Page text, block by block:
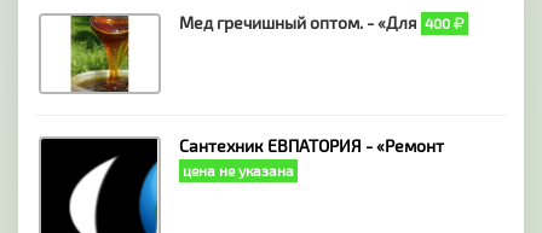
Мед гречишный оптом. - «Для 400
Сантехник ЕВПАТОРИЯ - «Ремонт
цена не указана